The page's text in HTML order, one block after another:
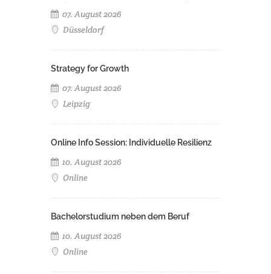
07. August 2026
Düsseldorf
Strategy for Growth
07. August 2026
Leipzig
Online Info Session: Individuelle Resilienz
10. August 2026
Online
Bachelorstudium neben dem Beruf
10. August 2026
Online